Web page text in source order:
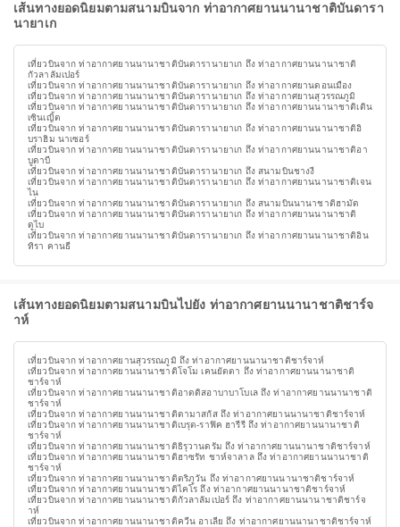
เส้นทางยอดนิยมตามสนามบินจาก ท่าอากาศยานนานาชาติบันดารา
นายาเก
เที่ยวบินจาก ท่าอากาศยานนานาชาติบันดารานายาเก ถึง ท่าอากาศยานนานาชาติ
กัวลาลัมเปอร์
เที่ยวบินจาก ท่าอากาศยานนานาชาติบันดารานายาเก ถึง ท่าอากาศยานดอนเมือง
เที่ยวบินจาก ท่าอากาศยานนานาชาติบันดารานายาเก ถึง ท่าอากาศยานสุวรรณภูมิ
เที่ยวบินจาก ท่าอากาศยานนานาชาติบันดารานายาเก ถึง ท่าอากาศยานนานาชาติเติน
เซินเญิ้ต
เที่ยวบินจาก ท่าอากาศยานนานาชาติบันดารานายาเก ถึง ท่าอากาศยานนานาชาติอิ
บราฮิม นาเซอร์
เที่ยวบินจาก ท่าอากาศยานนานาชาติบันดารานายาเก ถึง ท่าอากาศยานนานาชาติอา
บูดาบี
เที่ยวบินจาก ท่าอากาศยานนานาชาติบันดารานายาเก ถึง สนามบินชางงี
เที่ยวบินจาก ท่าอากาศยานนานาชาติบันดารานายาเก ถึง ท่าอากาศยานนานาชาติเจน
ไน
เที่ยวบินจาก ท่าอากาศยานนานาชาติบันดารานายาเก ถึง สนามบินนานาชาติฮามัด
เที่ยวบินจาก ท่าอากาศยานนานาชาติบันดารานายาเก ถึง ท่าอากาศยานนานาชาติ
ดูไบ
เที่ยวบินจาก ท่าอากาศยานนานาชาติบันดารานายาเก ถึง ท่าอากาศยานนานาชาติอิน
ทิรา คานธี
เส้นทางยอดนิยมตามสนามบินไปยัง ท่าอากาศยานนานาชาติชาร์จ
าห์
เที่ยวบินจาก ท่าอากาศยานสุวรรณภูมิ ถึง ท่าอากาศยานนานาชาติชาร์จาห์
เที่ยวบินจาก ท่าอากาศยานนานาชาติโจโม เคนยัตตา ถึง ท่าอากาศยานนานาชาติ
ชาร์จาห์
เที่ยวบินจาก ท่าอากาศยานนานาชาติอาดดิสอาบาบาโบเล ถึง ท่าอากาศยานนานาชาติ
ชาร์จาห์
เที่ยวบินจาก ท่าอากาศยานนานาชาติดามาสกัส ถึง ท่าอากาศยานนานาชาติชาร์จาห์
เที่ยวบินจาก ท่าอากาศยานนานาชาติเบรุต-ราฟิค ฮารีรี ถึง ท่าอากาศยานนานาชาติ
ชาร์จาห์
เที่ยวบินจาก ท่าอากาศยานนานาชาติธิรุวานดรัม ถึง ท่าอากาศยานนานาชาติชาร์จาห์
เที่ยวบินจาก ท่าอากาศยานนานาชาติฮาซรัท ชาห์จาลาล ถึง ท่าอากาศยานนานาชาติ
ชาร์จาห์
เที่ยวบินจาก ท่าอากาศยานนานาชาติตริภูวัน ถึง ท่าอากาศยานนานาชาติชาร์จาห์
เที่ยวบินจาก ท่าอากาศยานนานาชาติไคโร ถึง ท่าอากาศยานนานาชาติชาร์จาห์
เที่ยวบินจาก ท่าอากาศยานนานาชาติกัวลาลัมเปอร์ ถึง ท่าอากาศยานนานาชาติชาร์จ
าห์
เที่ยวบินจาก ท่าอากาศยานนานาชาติควีน อาเลีย ถึง ท่าอากาศยานนานาชาติชาร์จาห์